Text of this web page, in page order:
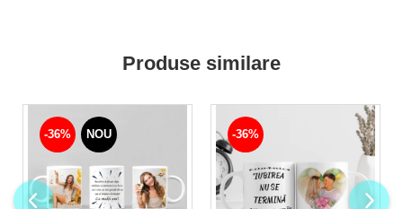
Produse similare
-36% NOU -36%